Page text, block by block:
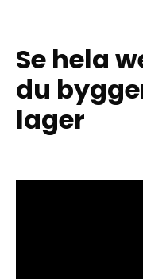
Se hela
du
lager